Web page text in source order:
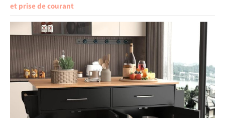
et prise de courant